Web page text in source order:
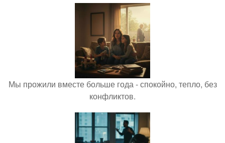
Мы прожили вместе больше года - спокойно, тепло, без
конфликтов.